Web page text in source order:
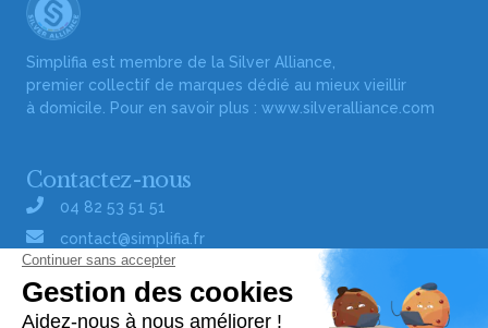
Simplifia est membre de la Silver Alliance,
premier collectif de marques dédié au mieux vieillir
à domicile. Pour en savoir plus : www.silveralliance.com
Contactez-nous
04 82 53 51 51
contact@simplifia.fr
Réseaux sociaux